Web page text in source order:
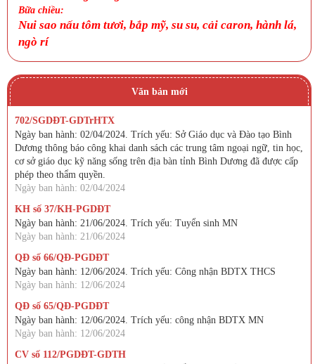
Bữa chiều:
Nui sao nấu tôm tươi, bắp mỹ, su su, cải caron, hành lá,
ngò rí
Văn bản mới
702/SGDĐT-GDTrHTX
Ngày ban hành: 02/04/2024. Trích yếu: Sở Giáo dục và Đào tạo Bình
Dương thông báo công khai danh sách các trung tâm ngoại ngữ, tin học,
cơ sở giáo dục kỹ năng sống trên địa bàn tỉnh Bình Dương đã được cấp
phép theo thẩm quyền.
Ngày ban hành: 02/04/2024
KH số 37/KH-PGDĐT
Ngày ban hành: 21/06/2024. Trích yếu: Tuyển sinh MN
Ngày ban hành: 21/06/2024
QĐ số 66/QĐ-PGDĐT
Ngày ban hành: 12/06/2024. Trích yếu: Công nhận BDTX THCS
Ngày ban hành: 12/06/2024
QĐ số 65/QĐ-PGDĐT
Ngày ban hành: 12/06/2024. Trích yếu: công nhận BDTX MN
Ngày ban hành: 12/06/2024
CV số 112/PGDĐT-GDTH